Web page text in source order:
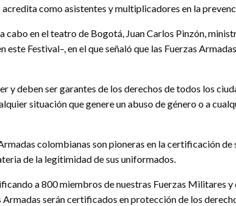
como asistentes y multiplicadores en la
cabo en el teatro de Bogotá, Juan Carlos Pinzón,
Festival–, en el que señaló que las Fuerzas
y deben ser garantes de los derechos de todos los
situación que genere un abuso de género o a
colombianas son pioneras en la certificación
de la legitimidad de sus uniformados.
a 800 miembros de nuestras Fuerzas Militares
serán certificados en protección de los